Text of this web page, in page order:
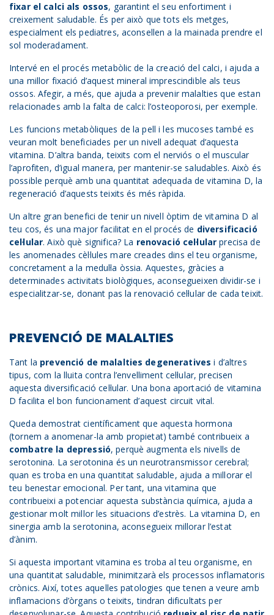
fixar el calci als ossos, garantint el seu enfortiment i
creixement saludable. És per això que tots els metges,
especialment els pediatres, aconsellen a la mainada prendre el
sol moderadament.
Intervé en el procés metabòlic de la creació del calci, i ajuda a
una millor fixació d’aquest mineral imprescindible als teus
ossos. Afegir, a més, que ajuda a prevenir malalties que estan
relacionades amb la falta de calci: l’osteoporosi, per exemple.
Les funcions metabòliques de la pell i les mucoses també es
veuran molt beneficiades per un nivell adequat d’aquesta
vitamina. D’altra banda, teixits com el nerviós o el muscular
l’aprofiten, d’igual manera, per mantenir-se saludables. Això és
possible perquè amb una quantitat adequada de vitamina D, la
regeneració d’aquests teixits és més ràpida.
Un altre gran benefici de tenir un nivell òptim de vitamina D al
teu cos, és una major facilitat en el procés de diversificació
cel·lular. Això què significa? La renovació cel·lular precisa de
les anomenades cèl·lules mare creades dins el teu organisme,
concretament a la medul·la òssia. Aquestes, gràcies a
determinades activitats biològiques, aconsegueixen dividir-se i
especialitzar-se, donant pas la renovació cel·lular de cada teixit.
PREVENCIÓ DE MALALTIES
Tant la prevenció de malalties degeneratives i d’altres
tipus, com la lluita contra l’envelliment cel·lular, precisen
aquesta diversificació cel·lular. Una bona aportació de vitamina
D facilita el bon funcionament d’aquest circuit vital.
Queda demostrat científicament que aquesta hormona
(tornem a anomenar-la amb propietat) també contribueix a
combatre la depressió, perquè augmenta els nivells de
serotonina. La serotonina és un neurotransmissor cerebral;
quan es troba en una quantitat saludable, ajuda a millorar el
teu benestar emocional. Per tant, una vitamina que
contribueixi a potenciar aquesta substància química, ajuda a
gestionar molt millor les situacions d’estrès. La vitamina D, en
sinergia amb la serotonina, aconsegueix millorar l’estat
d’ànim.
Si aquesta important vitamina es troba al teu organisme, en
una quantitat saludable, minimitzarà els processos inflamatoris
crònics. Així, totes aquelles patologies que tenen a veure amb
inflamacions d’òrgans o teixits, tindran dificultats per